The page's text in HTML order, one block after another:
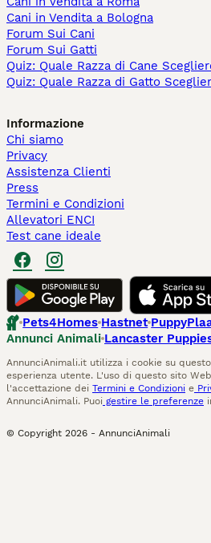
Cani in Vendita a Bologna
Forum Sui Cani
Forum Sui Gatti
Quiz: Quale Razza di Cane
Quiz: Quale Razza di Gatto
Informazione
Chi siamo
Privacy
Assistenza Clienti
Press
Termini e Condizioni
Allevatori ENCI
Test cane ideale
Pets4Homes Hastnet
Annunci Animali Lancaster
AnnunciAnimali.it utilizza i cookie su
esperienza utente. L'uso di questo sito
l'accettazione dei Termini e Condizioni e
AnnunciAnimali. Puoi gestire le preferenze
© Copyright 2026 - AnnunciAnimali